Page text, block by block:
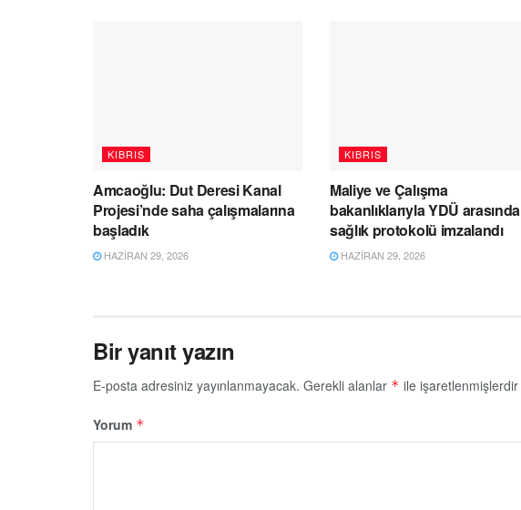
KIBRIS
Amcaoğlu: Dut Deresi Kanal
Projesi’nde saha çalışmalarına
başladık
HAZIRAN 29, 2026
KIBRIS
Maliye ve Çalışma
bakanlıklarıyla YDÜ arasında
sağlık protokolü imzalandı
HAZIRAN 29, 2026
Bir yanıt yazın
E-posta adresiniz yayınlanmayacak. Gerekli alanlar * ile işaretlenmişlerdir
Yorum *